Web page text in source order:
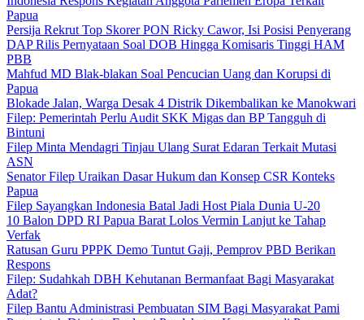
Papua
Persija Rekrut Top Skorer PON Ricky Cawor, Isi Posisi Penyerang
DAP Rilis Pernyataan Soal DOB Hingga Komisaris Tinggi HAM
PBB
Mahfud MD Blak-blakan Soal Pencucian Uang dan Korupsi di
Papua
Blokade Jalan, Warga Desak 4 Distrik Dikembalikan ke Manokwari
Filep: Pemerintah Perlu Audit SKK Migas dan BP Tangguh di
Bintuni
Filep Minta Mendagri Tinjau Ulang Surat Edaran Terkait Mutasi
ASN
Senator Filep Uraikan Dasar Hukum dan Konsep CSR Konteks
Papua
Filep Sayangkan Indonesia Batal Jadi Host Piala Dunia U-20
10 Balon DPD RI Papua Barat Lolos Vermin Lanjut ke Tahap
Verfak
Ratusan Guru PPPK Demo Tuntut Gaji, Pemprov PBD Berikan
Respons
Filep: Sudahkah DBH Kehutanan Bermanfaat Bagi Masyarakat
Adat?
Filep Bantu Administrasi Pembuatan SIM Bagi Masyarakat Pami